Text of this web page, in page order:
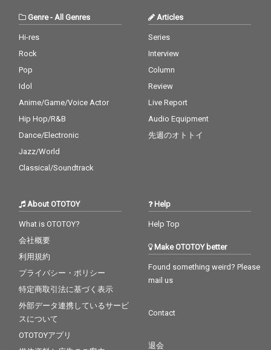
Genre- All Genres
Hi-res
Rock
Pop
Idol
Anime/Game/Voice Actor
Hip Hop/R&B
Dance/Electronic
Jazz/World
Classical/Soundtrack
Articles
Series
Interview
Column
Review
Live Report
Audio Equipment
先週のオトトイ
About OTOTOY
What is OTOTOY?
会社概要
利用規約
プライバシー・ポリシー
特定商取引法に基づく表示
外部データ連携しているサービ
スについて
OTOTOYアプリ
Help
Help Top
Make OTOTOY better
Found something weird? Please
mail us
Contact
退会